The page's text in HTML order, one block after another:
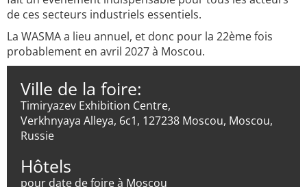
de ces secteurs industriels essentiels.
La WASMA a lieu annuel, et donc pour la 22ème fois
probablement en avril 2027 à Moscou.
Ville de la foire:
Timiryazev Exhibition Centre,
Verkhnyaya Alleya, 6c1, 127238 Moscou, Moscou,
Russie
Hôtels
pour date de foire à Moscou